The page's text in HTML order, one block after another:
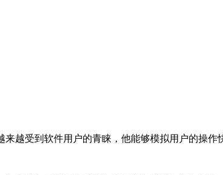
越受到软件用户的青睐，他能够模拟用户的操